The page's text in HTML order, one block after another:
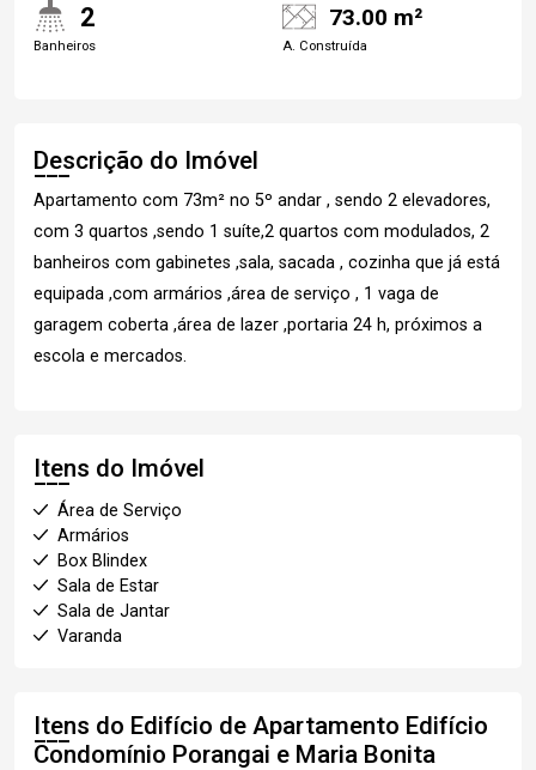
2
Banheiros
73.00 m²
A. Construída
Descrição do Imóvel
Apartamento com 73m² no 5º andar , sendo 2 elevadores,
com 3 quartos ,sendo 1 suíte,2 quartos com modulados, 2
banheiros com gabinetes ,sala, sacada , cozinha que já está
equipada ,com armários ,área de serviço , 1 vaga de
garagem coberta ,área de lazer ,portaria 24 h, próximos a
escola e mercados.
Itens do Imóvel
Área de Serviço
Armários
Box Blindex
Sala de Estar
Sala de Jantar
Varanda
Itens do Edifício de Apartamento Edifício
Condomínio Porangai e Maria Bonita